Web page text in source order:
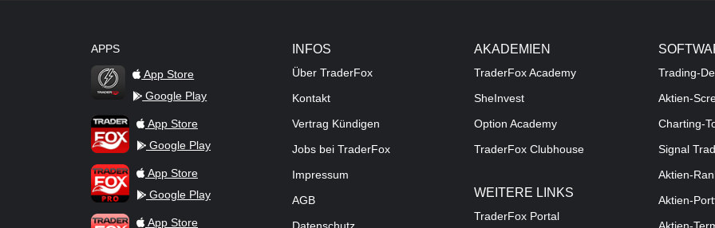
APPS
TraderFox Flash
App Store
Google Play
TraderFox AppApp Store
Google Play
TraderFox ProApp Store
Google Play
TraderFox dpa-AFX ProFeed
App Store
INFOS
Über TraderFox
Kontakt
Vertrag Kündigen
Jobs bei TraderFox
Impressum
AGB
AKADEMIEN
TraderFox Academy
SheInvest
Option Academy
TraderFox Clubhouse
WEITERE LINKS
TraderFox Portal
Trading-
Aktien-
Charting-
Signal
Aktien-
Aktien-